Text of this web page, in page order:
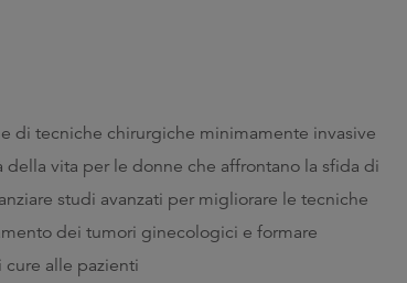
di tecniche chirurgiche minimamente invasive
vita per le donne che affrontano la sfida di
studi avanzati per migliorare le tecniche
dei tumori ginecologici e formare
alle pazienti